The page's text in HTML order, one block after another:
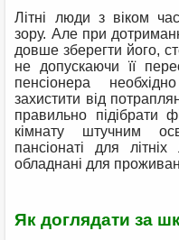
Літні люди з віком
зору. Але при
довше зберегти його,
не допускаючи її
пенсіонера
захистити від
правильно підібрати
кімнату штучним
пансіонаті для
обладнані для
Як доглядати за